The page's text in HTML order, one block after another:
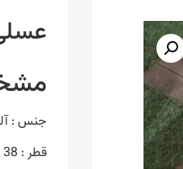
جنس :
قطر : 38 سانتیمتر